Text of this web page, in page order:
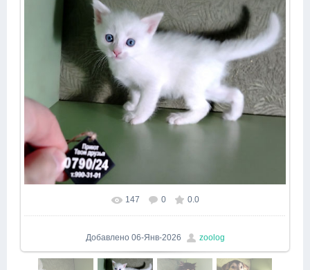
147 0 0.0
Добавлено 06-Янв-2026 zoolog